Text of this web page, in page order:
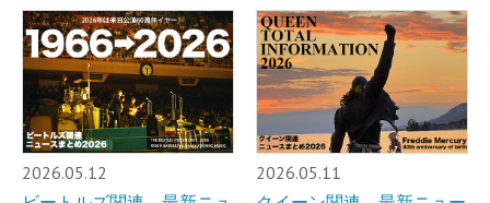
2026.05.12 2026.05.11